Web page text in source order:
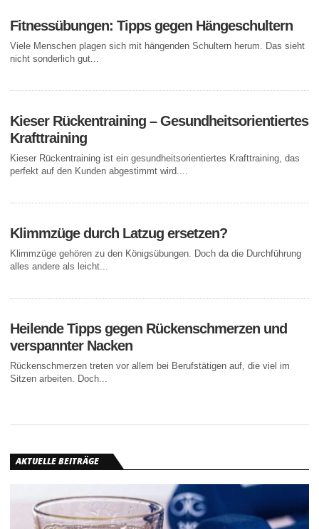
Fitnessübungen: Tipps gegen Hängeschultern
Viele Menschen plagen sich mit hängenden Schultern herum. Das sieht
nicht sonderlich gut...
Kieser Rückentraining – Gesundheitsorientiertes
Krafttraining
Kieser Rückentraining ist ein gesundheitsorientiertes Krafttraining, das
perfekt auf den Kunden abgestimmt wird....
Klimmzüge durch Latzug ersetzen?
Klimmzüge gehören zu den Königsübungen. Doch da die Durchführung
alles andere als leicht...
Heilende Tipps gegen Rückenschmerzen und
verspannter Nacken
Rückenschmerzen treten vor allem bei Berufstätigen auf, die viel im
Sitzen arbeiten. Doch...
AKTUELLE BEITRÄGE